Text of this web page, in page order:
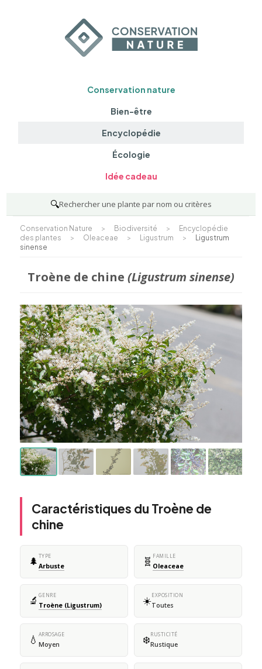
Conservation nature
Bien-être
Encyclopédie
Écologie
Idée cadeau
🔍Rechercher une plante par nom ou critères
Conservation Nature > Biodiversité >
Encyclopédie
des plantes
> Oleaceae > Ligustrum >
Ligustrum
sinense
Troène de chine (Ligustrum sinense)
Caractéristiques du Troène de
chine
🌲 TYPE
Arbuste 🧬 FAMILLE
Oleaceae
🔬 GENRE
Troène (Ligustrum) ☀️EXPOSITION
Toutes
💧 ARROSAGE
Moyen ❄️RUSTICITÉ
Rustique